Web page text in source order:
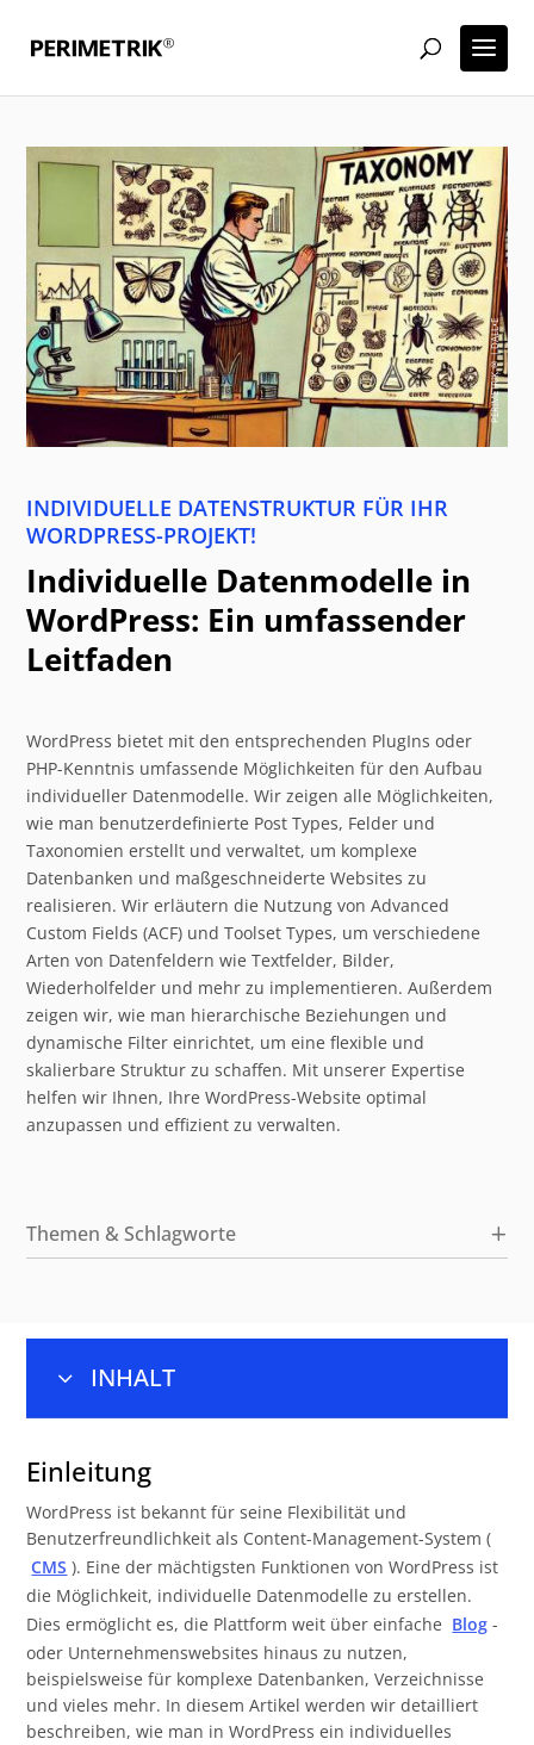
PERIMETRIK® | DALL•E
INDIVIDUELLE DATENSTRUKTUR FÜR IHR
WORDPRESS-PROJEKT!
Individuelle Datenmodelle in
WordPress: Ein umfassender
Leitfaden
WordPress bietet mit den entsprechenden PlugIns oder
PHP-Kenntnis umfassende Möglichkeiten für den Aufbau
individueller Datenmodelle. Wir zeigen alle Möglichkeiten,
wie man benutzerdefinierte Post Types, Felder und
Taxonomien erstellt und verwaltet, um komplexe
Datenbanken und maßgeschneiderte Websites zu
realisieren. Wir erläutern die Nutzung von Advanced
Custom Fields (ACF) und Toolset Types, um verschiedene
Arten von Datenfeldern wie Textfelder, Bilder,
Wiederholfelder und mehr zu implementieren. Außerdem
zeigen wir, wie man hierarchische Beziehungen und
dynamische Filter einrichtet, um eine flexible und
skalierbare Struktur zu schaffen. Mit unserer Expertise
helfen wir Ihnen, Ihre WordPress-Website optimal
anzupassen und effizient zu verwalten.
Themen & Schlagworte
3 INHALT
5 Custom Post Types (CPTs)
5 Individuelle Felder mit Advanced Custom Fields
(ACF) und Toolset Types
5 Arten von Datenfeldern mit ACF und Toolset
5 Beziehungen zwischen Post Types
Custom Taxonomies
Weitere Methoden zur Erstellung von
Datenfeldern
5 Optimierungsmöglichkeiten
Einleitung
WordPress ist bekannt für seine Flexibilität und
Benutzerfreundlichkeit als Content-Management-System (
CMS ). Eine der mächtigsten Funktionen von WordPress ist
die Möglichkeit, individuelle Datenmodelle zu erstellen.
Dies ermöglicht es, die Plattform weit über einfache Blog -
oder Unternehmenswebsites hinaus zu nutzen,
beispielsweise für komplexe Datenbanken, Verzeichnisse
und vieles mehr. In diesem Artikel werden wir detailliert
beschreiben, wie man in WordPress ein individuelles